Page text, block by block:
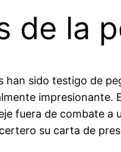
de la
han sido testigo de
impresionante.
fuera de combate
su carta de